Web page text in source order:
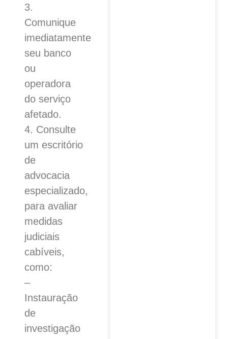
3.
Comunique
imediatamente
seu banco
ou
operadora
do serviço
afetado.
4. Consulte
um escritório
de
advocacia
especializado,
para avaliar
medidas
judiciais
cabíveis,
como:
–
Instauração
de
investigação